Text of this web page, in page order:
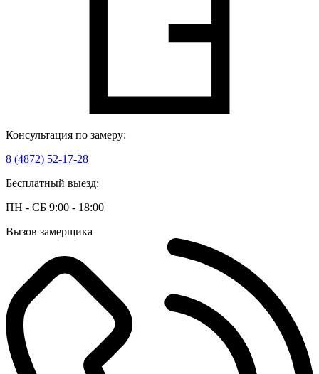
Консультация по замеру:
8 (4872) 52-17-28
Бесплатный выезд:
ПН - СБ 9:00 - 18:00
Вызов замерщика